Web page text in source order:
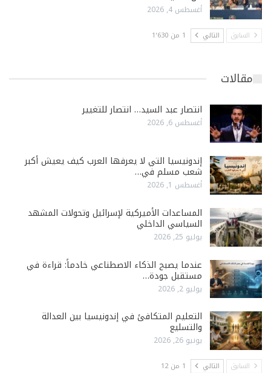
أغسطس 4, 2026
السابق التالي 1 من 1٬630
مقالات
انتصار عبد السيد… انتصار للتغيير
أغسطس 6, 2026
إندونيسيا التي لا يعرفها العرب كيف يعيش أكبر
شعب مسلم في…
أغسطس 1, 2026
المساعدات الأميركية لإسرائيل وتحولات المشهد
السياسي الداخلي
يوليو 25, 2026
عندما يصبح الذكاء الاصطناعي خادماً: قراءة في
مستقبل جودة…
يوليو 2, 2026
التعليم المتكافئ في إندونيسيا بين العدالة
والتسليع
يونيو 26, 2026
السابق التالي 1 من 12